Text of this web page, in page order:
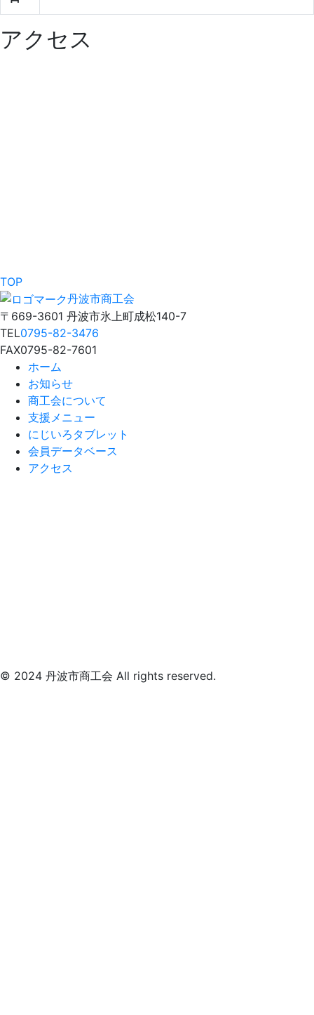
アクセス
TOP
丹波市商工会
〒669-3601 丹波市氷上町成松140-7
TEL0795-82-3476
FAX0795-82-7601
ホーム
お知らせ
商工会について
支援メニュー
にじいろタブレット
会員データベース
アクセス
© 2024 丹波市商工会 All rights reserved.